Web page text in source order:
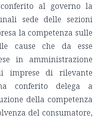
al governo la
sede delle sezioni
la competenza sulle
cause che da esse
in amministrazione
imprese di rilevante
conferito delega a
della competenza
del consumatore,